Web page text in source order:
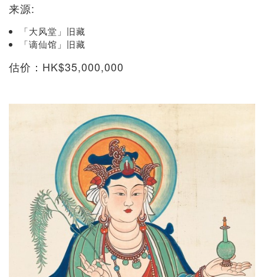
来源:
「大风堂」旧藏
「谪仙馆」旧藏
估价：HK$35,000,000